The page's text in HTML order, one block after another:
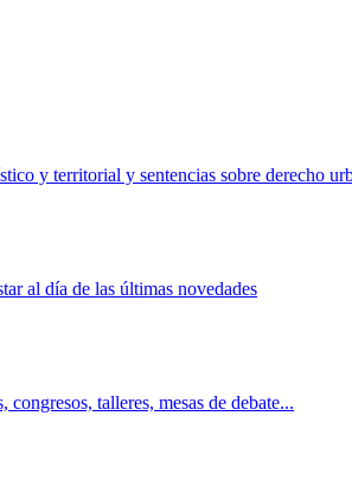
y territorial y sentencias sobre derecho
al día de las últimas novedades
talleres, mesas de debate...